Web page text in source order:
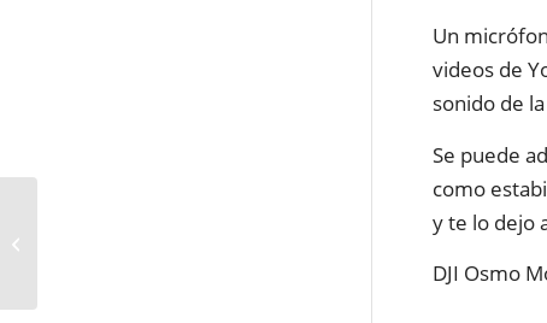
Un
videos de
sonido de
Se puede
como
y te lo dejo
DJI Osmo